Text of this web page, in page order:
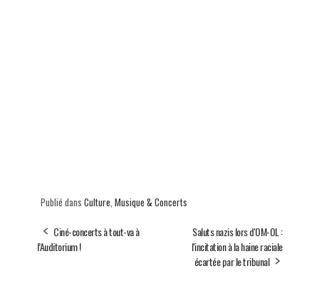
Publié dans Culture Musique & Concerts
Ciné-concerts à tout-va à
l’Auditorium !
Saluts nazis lors d'OM-OL :
l'incitation à la haine raciale
écartée par le tribunal